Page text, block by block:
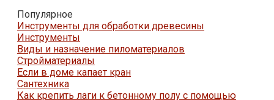
Популярное
Инструменты для обработки древесины
Инструменты
Виды и назначение пиломатериалов
Стройматериалы
Если в доме капает кран
Сантехника
Как крепить лаги к бетонному полу с помощью